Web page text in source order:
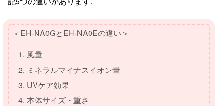
＜EH-NA0GとEH-NA0Eの違い＞
風量
ミネラルマイナスイオン量
UVケア効果
本体サイズ・重さ